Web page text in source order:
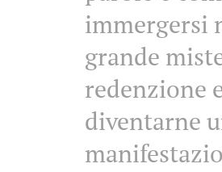
immergersi
grande
redenzione
diventarne